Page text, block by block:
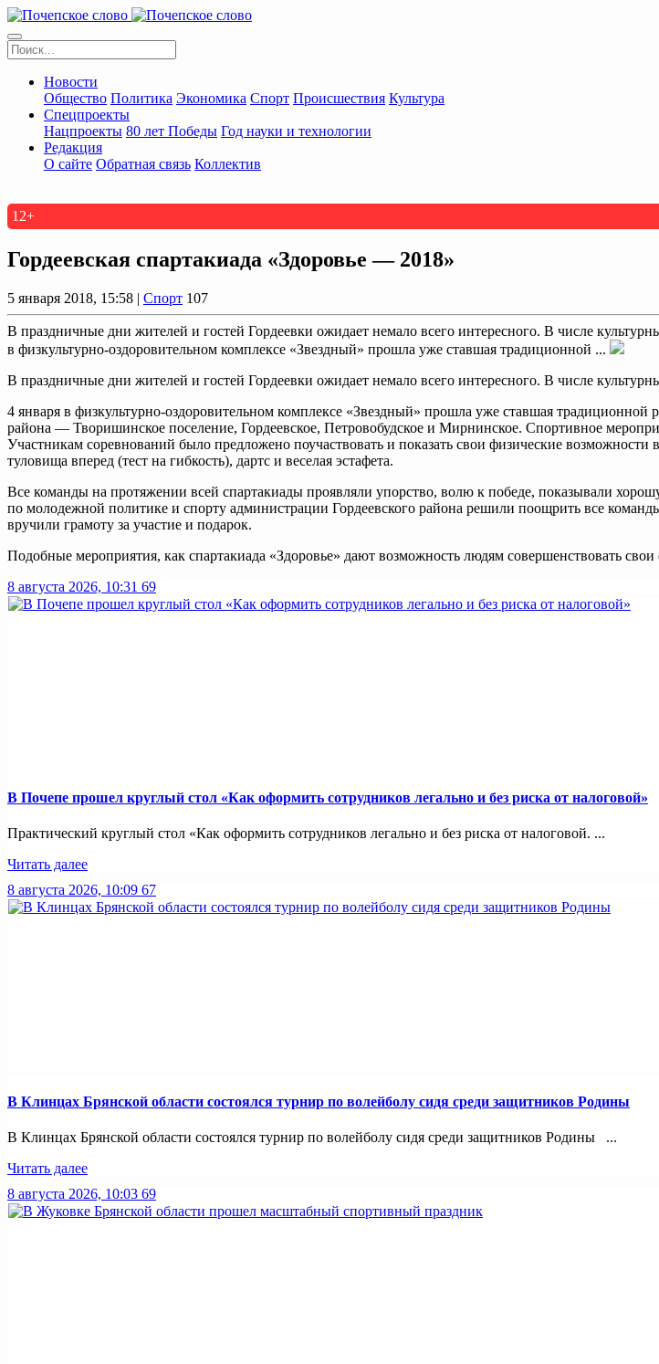
Новости
Общество Политика Экономика Спорт Происшествия Культура
Спецпроекты
Нацпроекты 80 лет Победы Год науки и технологии
Редакция
О сайте Обратная связь Коллектив
12+
Гордеевская спартакиада «Здоровье — 2018»
5 января 2018, 15:58 | Спорт 107
В праздничные дни жителей и гостей Гордеевки ожидает немало всего интересного. В числе
в физкультурно-оздоровительном комплексе «Звездный» прошла уже ставшая традиционной ...
В праздничные дни жителей и гостей Гордеевки ожидает немало всего интересного. В числе
4 января в физкультурно-оздоровительном комплексе «Звездный» прошла уже ставшая традиционной
района — Творишинское поселение, Гордеевское, Петровобудское и Мирнинское. Спортивное
Участникам соревнований было предложено поучаствовать и показать свои физические
туловища вперед (тест на гибкость), дартс и веселая эстафета.
Все команды на протяжении всей спартакиады проявляли упорство, волю к победе, показывали
по молодежной политике и спорту администрации Гордеевского района решили поощрить все
вручили грамоту за участие и подарок.
Подобные мероприятия, как спартакиада «Здоровье» дают возможность людям совершенствовать
8 августа 2026, 10:31 69
В Почепе прошел круглый стол «Как оформить сотрудников легально и без риска от налоговой»
Практический круглый стол «Как оформить сотрудников легально и без риска от налоговой. ...
Читать далее
8 августа 2026, 10:09 67
В Клинцах Брянской области состоялся турнир по волейболу сидя среди защитников Родины
В Клинцах Брянской области состоялся турнир по волейболу сидя среди защитников Родины ...
Читать далее
8 августа 2026, 10:03 69